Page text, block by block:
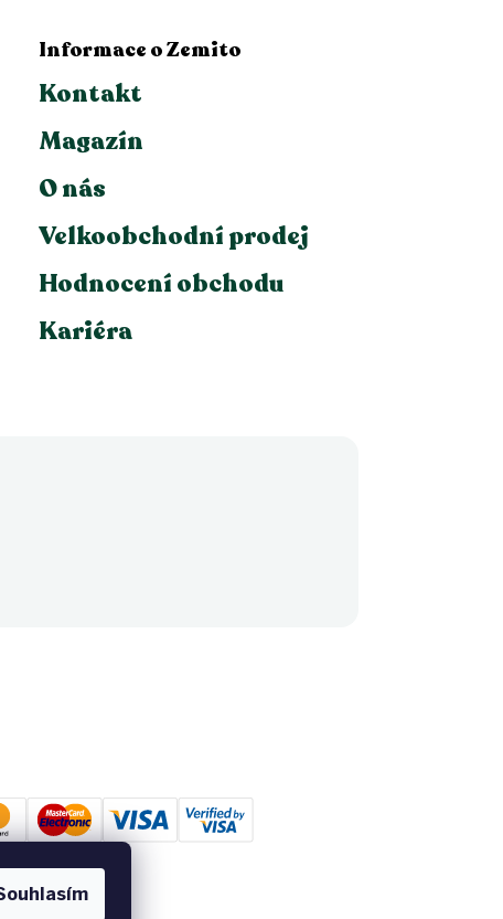
Informace o Zemito
Kontakt
Magazín
O nás
Velkoobchodní prodej
Hodnocení obchodu
Kariéra